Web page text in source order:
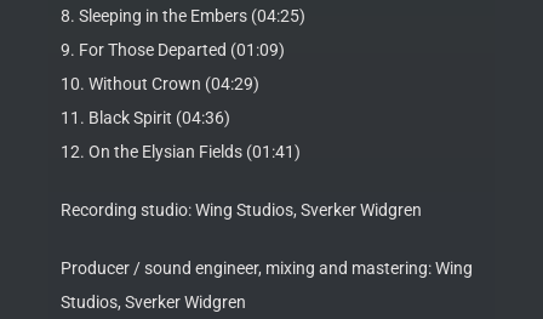
8. Sleeping in the Embers (04:25)
9. For Those Departed (01:09)
10. Without Crown (04:29)
11. Black Spirit (04:36)
12. On the Elysian Fields (01:41)
Recording studio: Wing Studios, Sverker Widgren
Producer / sound engineer, mixing and mastering: Wing
Studios, Sverker Widgren